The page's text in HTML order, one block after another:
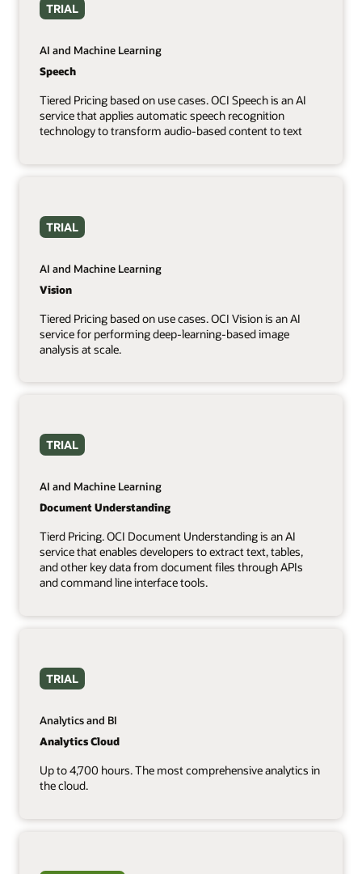
TRIAL
AI and Machine Learning
Speech
Tiered Pricing based on use cases. OCI Speech is an AI
service that applies automatic speech recognition
technology to transform audio-based content to text
TRIAL
AI and Machine Learning
Vision
Tiered Pricing based on use cases. OCI Vision is an AI
service for performing deep-learning-based image
analysis at scale.
TRIAL
AI and Machine Learning
Document Understanding
Tierd Pricing. OCI Document Understanding is an AI
service that enables developers to extract text, tables,
and other key data from document files through APIs
and command line interface tools.
TRIAL
Analytics and BI
Analytics Cloud
Up to 4,700 hours. The most comprehensive analytics in
the cloud.